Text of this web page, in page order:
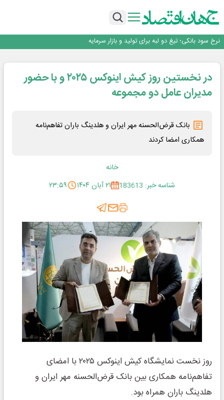
عبور فکور صنعت از مرز ۵۳ همت درآمد
نرخ سود بانکی؛ تیغ دو لبه برای تولید و بازار سرمایه
طلسم خانه‌سازی چینی‌ها در ایران شکسته می‌شود؟
عبور فکور صنعت از مرز ۵۳ همت درآمد
رییس‌کل بیمه مرکزی: برای حقوق مردم خط قرمز ندارم
در نخستین روز کیش اینوکس ۲۰۲۵ و با حضور
مدیران عامل دو مجموعه
بانک قرض‌الحسنه مهر ایران و هلدینگ باران تفاهم‌نامه
همکاری امضا کردند
خانه
شناسه خبر: 183613
۲۱ آبان ۱۴۰۴ ۲۳:۵۹
روز نخست نمایشگاه کیش اینوکس ۲۰۲۵ با امضای
تفاهم‌نامه همکاری بین بانک قرض‌الحسنه مهر ایران و
هلدینگ باران همراه بود.